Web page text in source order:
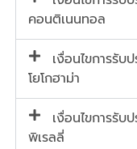
คอนติเนนทอล
เงื่อนไขการรั
โยโกฮาม่า
เงื่อนไขการรั
พิเรลลี่